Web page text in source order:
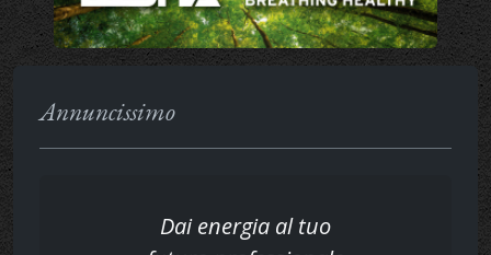
Annuncissimo
Dai energia al tuo